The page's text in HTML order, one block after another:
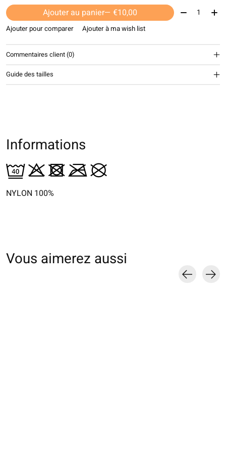
Ajouter au panier — €10,00 Quantité:
Ajouter pour comparer Ajouter à ma wish list
Commentaires client (0)
Guide des tailles
Informations
NYLON 100%
Vous aimerez aussi